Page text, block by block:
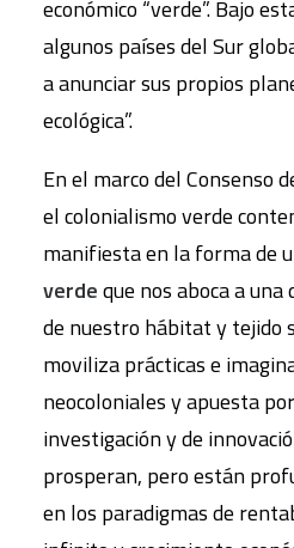
económico “verde”. Bajo
algunos países del Sur
a anunciar sus propios
ecológica”.
En el marco del Consenso
el colonialismo verde
manifiesta en la forma de
verdeque nos aboca a
de nuestro hábitat y tejido
moviliza prácticas e
neocoloniales y apuesta
investigación y de
prosperan, pero están
en los paradigmas de